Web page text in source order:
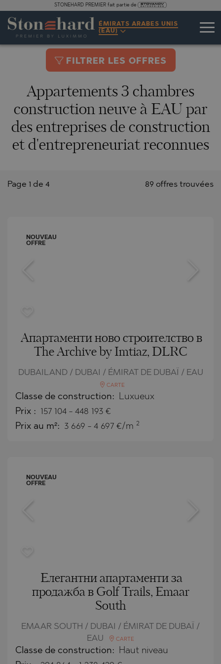
STONEHARD PREMIER fait partie de
ÉMIRATS ARABES UNIS
(EAU)
FILTRER LES OFFRES
Appartements 3 chambres
construction neuve à EAU par
des entreprises de construction
et d'entrepreneuriat reconnues
89 offres trouvées
Page 1 de 4
NOUVEAU
OFFRE
Апартаменти ново строителство в
The Archive by Imtiaz, DLRC
DUBAILAND / DUBAI / ÉMIRAT DE DUBAÏ / EAU
CARTE
Classe de construction: Luxueux
Prix : 157 104 - 448 193 €
Prix au m²: 3 669 - 4 697 €/m 2
NOUVEAU
OFFRE
Елегантни апартаменти за
продажба в Golf Trails, Emaar
South
EMAAR SOUTH / DUBAI / ÉMIRAT DE DUBAÏ /
EAU
CARTE
Classe de construction: Haut niveau